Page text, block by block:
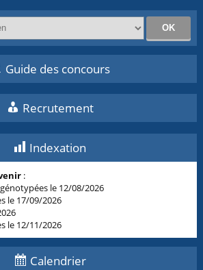
Guide des concours
Recrutement
Indexation
:
le 12/08/2026
le 17/09/2026
le 12/11/2026
Calendrier